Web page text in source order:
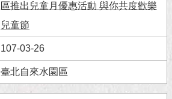
區推出兒童月優惠活動 與你共度歡樂
兒童節
107-03-26
臺北自來水園區